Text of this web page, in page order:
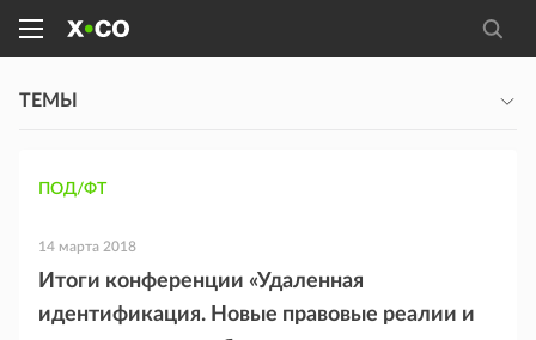
ТЕМЫ
ПОД/ФТ
14 марта 2018
Итоги конференции «Удаленная
идентификация. Новые правовые реалии и